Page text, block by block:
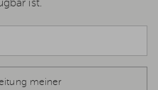
ist.
meiner